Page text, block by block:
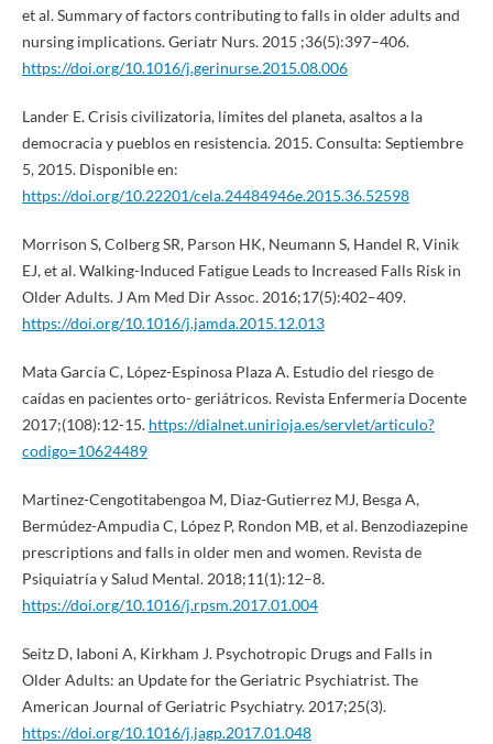
et al. Summary of factors contributing to falls in older adults and
nursing implications. Geriatr Nurs. 2015 ;36(5):397–406.
https://doi.org/10.1016/j.gerinurse.2015.08.006
Lander E. Crisis civilizatoria, límites del planeta, asaltos a la
democracia y pueblos en resistencia. 2015. Consulta: Septiembre
5, 2015. Disponible en:
https://doi.org/10.22201/cela.24484946e.2015.36.52598
Morrison S, Colberg SR, Parson HK, Neumann S, Handel R, Vinik
EJ, et al. Walking-Induced Fatigue Leads to Increased Falls Risk in
Older Adults. J Am Med Dir Assoc. 2016;17(5):402–409.
https://doi.org/10.1016/j.jamda.2015.12.013
Mata García C, López-Espinosa Plaza A. Estudio del riesgo de
caídas en pacientes orto- geriátricos. Revista Enfermería Docente
2017;(108):12-15. https://dialnet.unirioja.es/servlet/articulo?
codigo=10624489
Martinez-Cengotitabengoa M, Diaz-Gutierrez MJ, Besga A,
Bermúdez-Ampudia C, López P, Rondon MB, et al. Benzodiazepine
prescriptions and falls in older men and women. Revista de
Psiquiatría y Salud Mental. 2018;11(1):12–8.
https://doi.org/10.1016/j.rpsm.2017.01.004
Seitz D, Iaboni A, Kirkham J. Psychotropic Drugs and Falls in
Older Adults: an Update for the Geriatric Psychiatrist. The
American Journal of Geriatric Psychiatry. 2017;25(3).
https://doi.org/10.1016/j.jagp.2017.01.048